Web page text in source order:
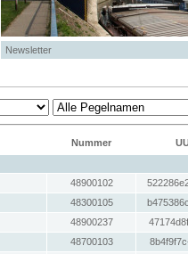
Newsletter
Nummer
48900102
48300105
48900237
48700103